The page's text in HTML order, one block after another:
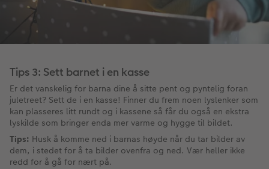
Tips 3: Sett barnet i en kasse
Er det vanskelig for barna dine å sitte pent og pyntelig foran
juletreet? Sett de i en kasse! Finner du frem noen lyslenker som
kan plasseres litt rundt og i kassene så får du også en ekstra
lyskilde som bringer enda mer varme og hygge til bildet.
Tips: Husk å komme ned i barnas høyde når du tar bilder av
dem, i stedet for å ta bilder ovenfra og ned. Vær heller ikke
redd for å gå for nært på.